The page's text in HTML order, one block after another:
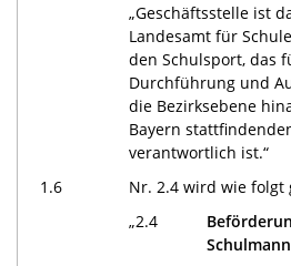
„Geschäftsstelle ist
Landesamt für
den Schulsport, das
Durchführung und
die Bezirksebene
Bayern
verantwortlich ist.“
1.6
Nr. 2.4 wird wie folgt
„2.4